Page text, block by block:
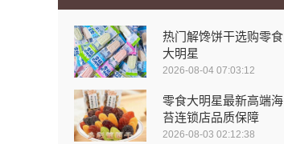
热门解馋饼干选购零食
大明星
2026-08-04 07:03:12
零食大明星最新高端海
苔连锁店品质保障
2026-08-03 02:12:38